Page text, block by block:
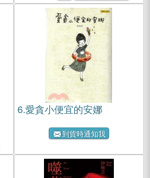
6.愛貪小便宜的安娜
到貨時通知我